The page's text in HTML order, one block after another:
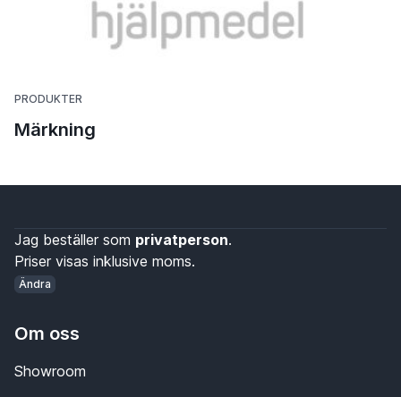
PRODUKTER
Märkning
Jag beställer som privatperson.
Priser visas inklusive moms.
Ändra
Om oss
Showroom